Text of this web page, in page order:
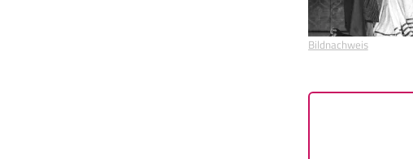
Bildnachweis